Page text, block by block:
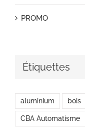
PROMO
Étiquettes
aluminium bois
CBA Automatisme